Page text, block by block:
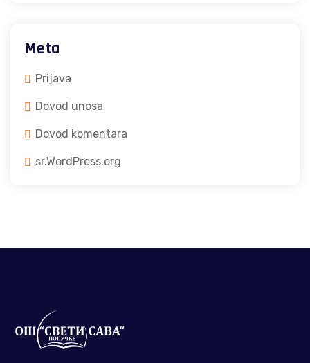
Meta
Prijava
Dovod unosa
Dovod komentara
sr.WordPress.org